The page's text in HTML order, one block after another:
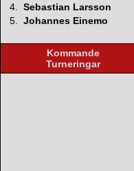
4. Sebastian Larsson
5. Johannes Einemo
Kommande
Turneringar